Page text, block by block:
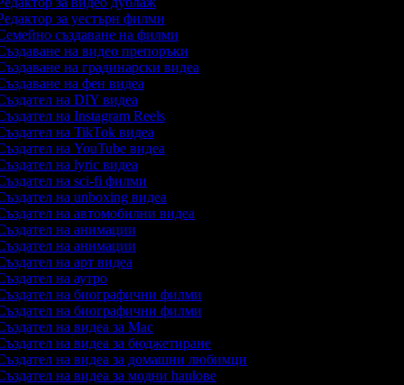
за уестърн филми
създаване на филми
на видео препоръки
на градинарски видеа
на фен видеа
на DIY видеа
на Instagram Reels
на TikTok видеа
на YouTube видеа
на lyric видеа
на sci-fi филми
на unboxing видеа
на автомобилни видеа
на анимации
на анимации
на арт видеа
на аутро
на биографични филми
на биографични филми
на видеа за Mac
на видеа за бюджетиране
на видеа за домашни любимци
на видеа за модни haulове